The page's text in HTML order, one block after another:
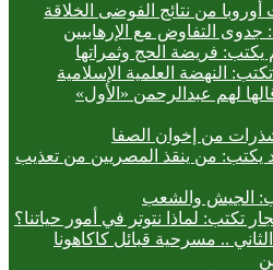
من نتائج الفوضى الخلاقة
جدوى التفاوض مع الإرهابيين
فريضة الحج وثمراتها
النهضة العلمية الإسلامية
لهم عبدالرحمن «الأول»
من إخوان الصفا
يكتب: من ينقذ المصريين من تعذيب
الجيش والشعب
تكتب: لماذا نتوتر في أمور حياتنا؟
.. مسرحية قبائل كاكاهونا